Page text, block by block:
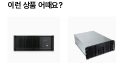
이런 상품 어때요?